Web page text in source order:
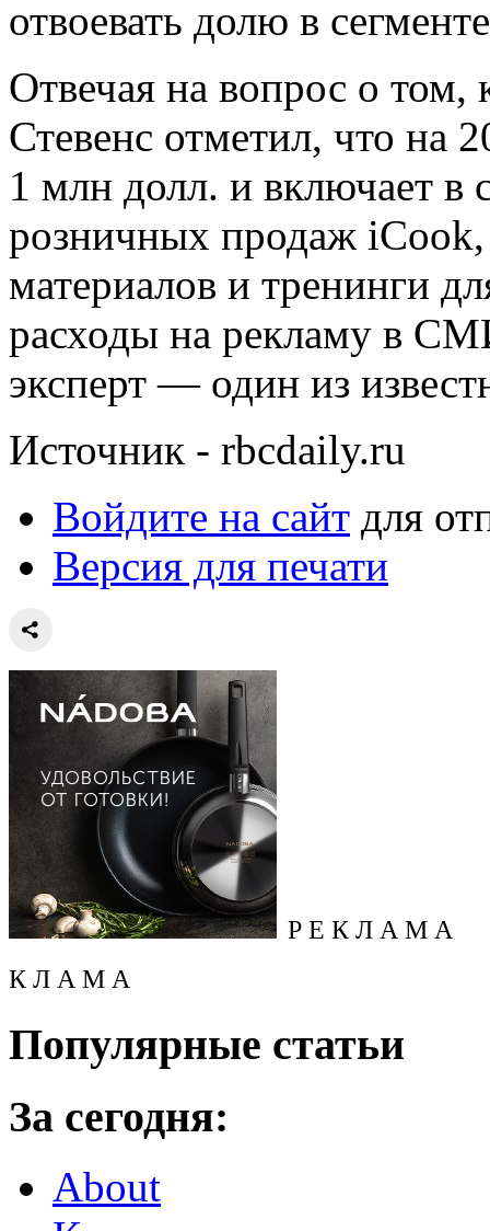
отвоевать долю в
Отвечая на вопрос о том,
Стевенс отметил, что на
1 млн долл. и включает в
розничных продаж
материалов и тренинги
расходы на рекламу в
эксперт — один из
Источник - rbcdaily.ru
Войдите на сайт для
Версия для печати
Р Е К Л А М А
К Л А М А
Популярные статьи
За сегодня:
About